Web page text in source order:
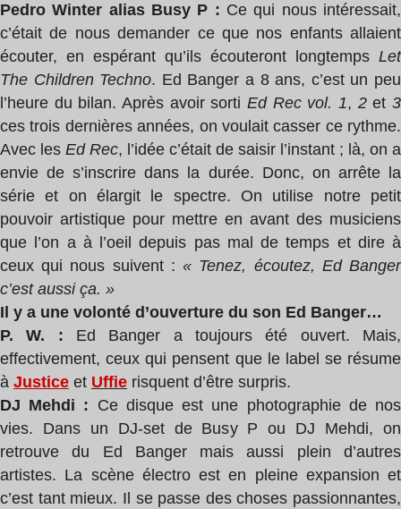
Pedro Winter alias Busy P : Ce qui nous intéressait,
c’était de nous demander ce que nos enfants allaient
écouter, en espérant qu’ils écouteront longtemps Let
The Children Techno. Ed Banger a 8 ans, c’est un peu
l’heure du bilan. Après avoir sorti Ed Rec vol. 1, 2et3
ces trois dernières années, on voulait casser ce rythme.
Avec les Ed Rec, l’idée c’était de saisir l’instant ; là, on a
envie de s’inscrire dans la durée. Donc, on arrête la
série et on élargit le spectre. On utilise notre petit
pouvoir artistique pour mettre en avant des musiciens
que l’on a à l’oeil depuis pas mal de temps et dire à
ceux qui nous suivent :« Tenez, écoutez, Ed Banger
c’est aussi ça. »
Il y a une volonté d’ouverture du son Ed Banger…
P. W. : Ed Banger a toujours été ouvert. Mais,
effectivement, ceux qui pensent que le label se résume
à Justice et Uffie risquent d’être surpris.
DJ Mehdi : Ce disque est une photographie de nos
vies. Dans un DJ-set de Busy P ou DJ Mehdi, on
retrouve du Ed Banger mais aussi plein d’autres
artistes. La scène électro est en pleine expansion et
c’est tant mieux. Il se passe des choses passionnantes,